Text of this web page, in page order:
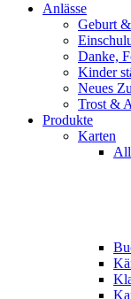
Anlässe
Geburt
Danke,
Kinder
Neues
Trost &
Produkte
Karten